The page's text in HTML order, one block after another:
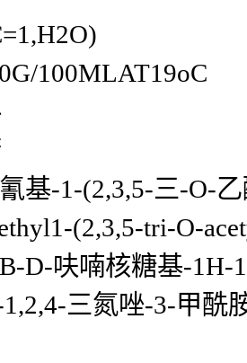
100MLAT19oC
基-1-(2,3,5-三-O-
(2,3,5-tri-O-
D-呋喃核糖基-1H-
三氮唑-3-甲酰